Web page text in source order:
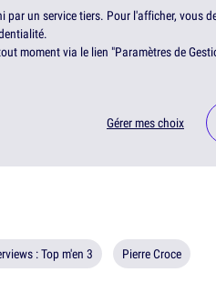
par un service tiers. Pour l'afficher, vous
moment via le lien "Paramètres de
Gérer mes choix
: Top m'en 3 Pierre Croce